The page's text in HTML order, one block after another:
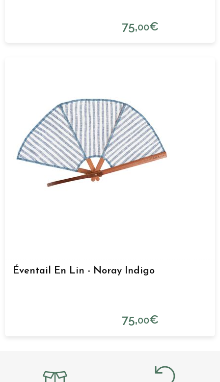
75,00€
Éventail En Lin - Noray Indigo
75,00€